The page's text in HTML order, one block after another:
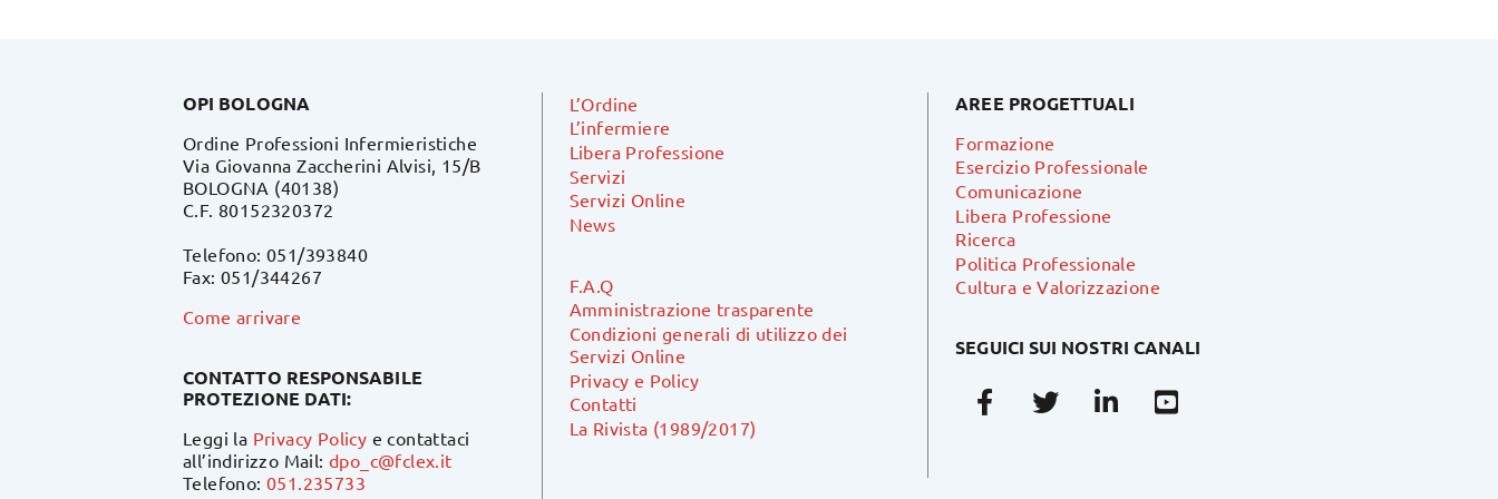
OPI BOLOGNA
Ordine Professioni Infermieristiche
Via Giovanna Zaccherini Alvisi, 15/B
BOLOGNA (40138)
C.F. 80152320372
Telefono: 051/393840
Fax: 051/344267
Come arrivare
CONTATTO RESPONSABILE
PROTEZIONE DATI:
Leggi la Privacy Policy e contattaci
all’indirizzo Mail:dpo_c@fclex.it
Telefono:051.235733
L’Ordine
L’infermiere
Libera Professione
Servizi
Servizi Online
News
F.A.Q
Amministrazione trasparente
Condizioni generali di utilizzo dei
Servizi Online
Privacy e Policy
Contatti
La Rivista (1989/2017)
AREE PROGETTUALI
Formazione
Esercizio Professionale
Comunicazione
Libera Professione
Ricerca
Politica Professionale
Cultura e Valorizzazione
SEGUICI SUI NOSTRI CANALI
FacebookTwitterLinkedin